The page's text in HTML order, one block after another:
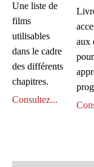
Une liste de
films
utilisables
dans le cadre
des différents
chapitres.
Consultez...
aux
pour